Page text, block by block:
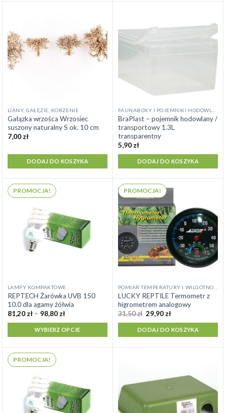
LIANY, GAŁĘZIE, KORZENIE
Gałązka wrzośca Wrzosiec
suszony naturalny S ok. 10 cm
7,00 zł
DODAJ DO KOSZYKA
BraPlast – pojemnik hodowlany /
transportowy 1.3L
transparentny
5,90 zł
DODAJ DO KOSZYKA
PROMOCJA!
LAMPY KOMPAKTOWE
REPTECH Żarówka UVB 150
10.0 dla agamy żółwia
81,20zł – 98,80złZakres
od
81,20 zł
do
WYBIERZ OPCJE
Ten
produkt
ma
wariantów.
można
wybrać
produktu
PROMOCJA!
LUCKY REPTILE Termometr z
higrometrem analogowy
31,50zł Pierwotna
cena
wynosiła:
31,50 zł.
29,90złAktualna
wynosi:
29,90 zł.
DODAJ DO KOSZYKA
PROMOCJA!